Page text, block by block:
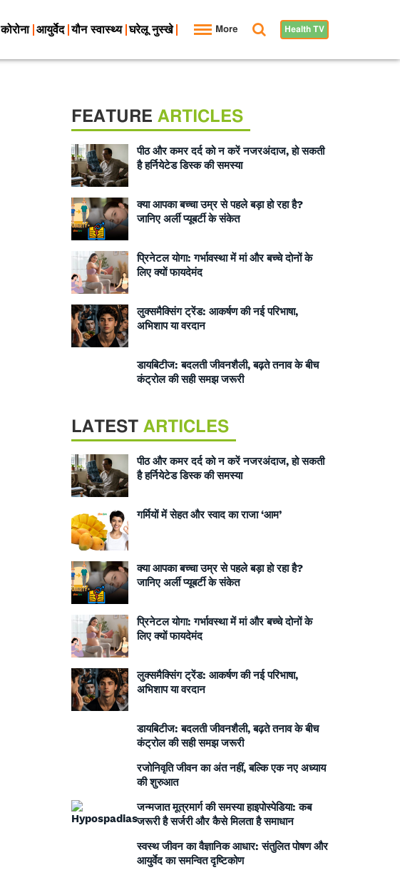
कोरोना आयुर्वेद यौन स्वास्थ्य घरेलू नुस्खे More Health TV
FEATURE ARTICLES
पीठ और कमर दर्द को न करें नजरअंदाज, हो सकती
है हर्नियेटेड डिस्क की समस्या
क्या आपका बच्चा उम्र से पहले बड़ा हो रहा है?
जानिए अर्ली प्यूबर्टी के संकेत
प्रिनेटल योगा: गर्भावस्था में मां और बच्चे दोनों के
लिए क्यों फायदेमंद
लुक्समैक्सिंग ट्रेंड: आकर्षण की नई परिभाषा,
अभिशाप या वरदान
डायबिटीज: बदलती जीवनशैली, बढ़ते तनाव के बीच
कंट्रोल की सही समझ जरूरी
LATEST ARTICLES
पीठ और कमर दर्द को न करें नजरअंदाज, हो सकती
है हर्नियेटेड डिस्क की समस्या
गर्मियों में सेहत और स्वाद का राजा ‘आम’
क्या आपका बच्चा उम्र से पहले बड़ा हो रहा है?
जानिए अर्ली प्यूबर्टी के संकेत
प्रिनेटल योगा: गर्भावस्था में मां और बच्चे दोनों के
लिए क्यों फायदेमंद
लुक्समैक्सिंग ट्रेंड: आकर्षण की नई परिभाषा,
अभिशाप या वरदान
डायबिटीज: बदलती जीवनशैली, बढ़ते तनाव के बीच
कंट्रोल की सही समझ जरूरी
रजोनिवृति जीवन का अंत नहीं, बल्कि एक नए अध्याय
की शुरुआत
जन्मजात मूत्रमार्ग की समस्या हाइपोस्पेडिया: कब
जरूरी है सर्जरी और कैसे मिलता है समाधान
स्वस्थ जीवन का वैज्ञानिक आधार: संतुलित पोषण और
आयुर्वेद का समन्वित दृष्टिकोण